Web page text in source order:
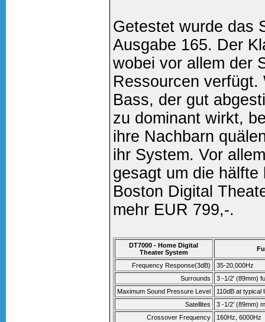
Getestet wurde das
Ausgabe 165. Der
wobei vor allem der
Ressourcen
Bass, der gut
zu dominant wirkt,
ihre Nachbarn
ihr System. Vor
gesagt um die
Boston Digital
mehr EUR 799,-.
DT7000 - Home Digital
Theater System
Frequency Response(3dB)
35-20,000Hz
Surrounds
3 -1/2' (89mm)
Maximum Sound Pressure Level
110dB at typical
Satellites
3 -1/2' (89mm)
Crossover Frequency
160Hz, 6000Hz